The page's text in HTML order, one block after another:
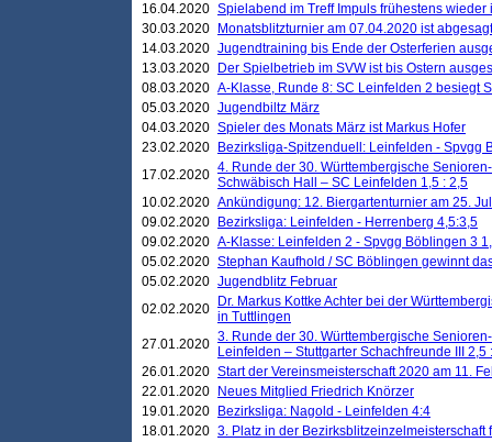
16.04.2020 Spielabend im Treff Impuls frühestens wieder
30.03.2020
Monatsblitzturnier am 07.04.2020 ist abgesagt
14.03.2020 Jugendtraining bis Ende der Osterferien
13.03.2020
Der Spielbetrieb im SVW ist bis Ostern
08.03.2020 A-Klasse, Runde 8: SC Leinfelden 2 besiegt
05.03.2020 Jugendbiltz März
04.03.2020 Spieler des Monats März ist Markus Hofer
23.02.2020
Bezirksliga-Spitzenduell: Leinfelden - Spvgg
17.02.2020 4. Runde der 30. Württembergische
Schwäbisch Hall – SC Leinfelden 1,5 : 2,5
10.02.2020 Ankündigung: 12. Biergartenturnier am 25.
09.02.2020
Bezirksliga: Leinfelden - Herrenberg 4,5:3,5
09.02.2020 A-Klasse: Leinfelden 2 - Spvgg Böblingen 3
05.02.2020 Stephan Kaufhold / SC Böblingen gewinnt
05.02.2020 Jugendblitz Februar
02.02.2020
Dr. Markus Kottke Achter bei der
in Tuttlingen
27.01.2020 3. Runde der 30. Württembergische
Leinfelden – Stuttgarter Schachfreunde III 2,5
26.01.2020 Start der Vereinsmeisterschaft 2020 am 11.
22.01.2020
Neues Mitglied Friedrich Knörzer
19.01.2020
Bezirksliga: Nagold - Leinfelden 4:4
18.01.2020 3. Platz in der Bezirksblitzeinzelmeisterschaft